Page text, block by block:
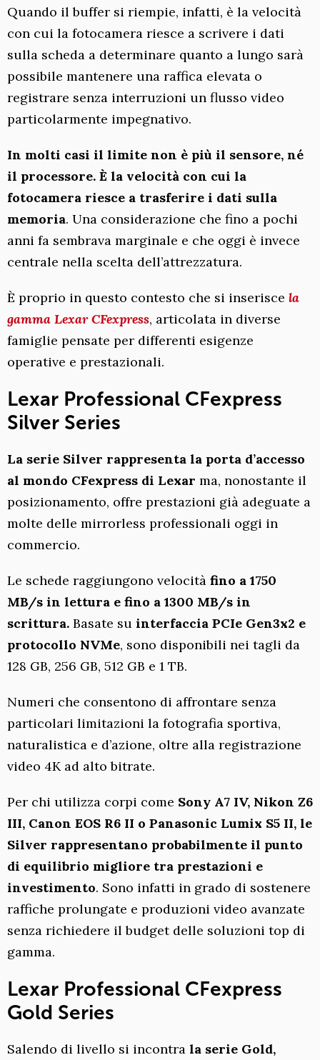
Quando il buffer si riempie, infatti, è la velocità
con cui la fotocamera riesce a scrivere i dati
sulla scheda a determinare quanto a lungo sarà
possibile mantenere una raffica elevata o
registrare senza interruzioni un flusso video
particolarmente impegnativo.
In molti casi il limite non è più il sensore, né
il processore. È la velocità con cui la
fotocamera riesce a trasferire i dati sulla
memoria. Una considerazione che fino a pochi
anni fa sembrava marginale e che oggi è invece
centrale nella scelta dell’attrezzatura.
È proprio in questo contesto che si inserisce la
gamma Lexar CFexpress, articolata in diverse
famiglie pensate per differenti esigenze
operative e prestazionali.
Lexar Professional CFexpress
Silver Series
La serie Silver rappresenta la porta d’accesso
al mondo CFexpress di Lexar ma, nonostante il
posizionamento, offre prestazioni già adeguate a
molte delle mirrorless professionali oggi in
commercio.
Le schede raggiungono velocità fino a 1750
MB/s in lettura e fino a 1300 MB/s in
scrittura. Basate su interfaccia PCIe Gen3x2 e
protocollo NVMe, sono disponibili nei tagli da
128 GB, 256 GB, 512 GB e 1 TB.
Numeri che consentono di affrontare senza
particolari limitazioni la fotografia sportiva,
naturalistica e d’azione, oltre alla registrazione
video 4K ad alto bitrate.
Per chi utilizza corpi come Sony A7 IV, Nikon Z6
III, Canon EOS R6 II o Panasonic Lumix S5 II, le
Silver rappresentano probabilmente il punto
di equilibrio migliore tra prestazioni e
investimento. Sono infatti in grado di sostenere
raffiche prolungate e produzioni video avanzate
senza richiedere il budget delle soluzioni top di
gamma.
Lexar Professional CFexpress
Gold Series
Salendo di livello si incontra la serie Gold,